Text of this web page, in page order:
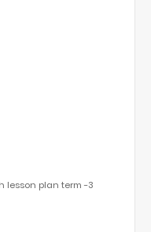
lesson plan term -3